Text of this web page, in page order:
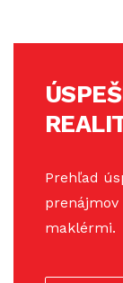
Prehľad
maklérmi.